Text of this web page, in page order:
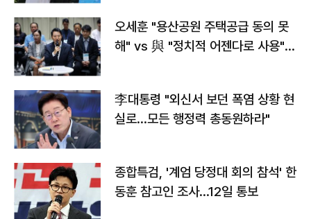
오세훈 "용산공원 주택공급 동의 못
해" vs 與 "정치적 어젠다로 사용"
李대통령 "외신서 보던 폭염 상황 현
실로…모든 행정력 총동원하라"
종합특검, '계엄 당정대 회의 참석' 한
동훈 참고인 조사...12일 통보